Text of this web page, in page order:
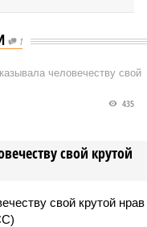
1
человечеству свой
свой крутой
435